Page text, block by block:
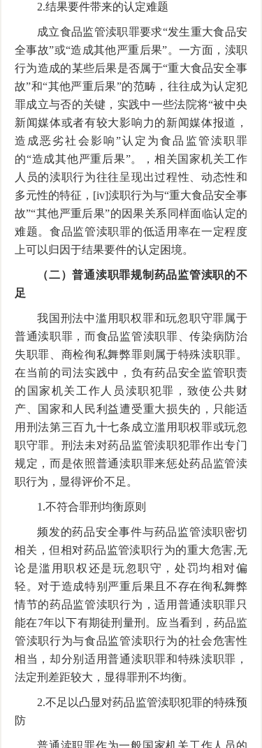
2.结果要件带来的认定难题
成立食品监管渎职罪要求“发生重大食品安
全事故”或“造成其他严重后果”。一方面，渎职
行为造成的某些后果是否属于“重大食品安全事
故”和“其他严重后果”的范畴，往往成为认定犯
罪成立与否的关键，实践中一些法院将“被中央
新闻媒体或者有较大影响力的新闻媒体报道，
造成恶劣社会影响”认定为食品监管渎职罪
的“造成其他严重后果”。，相关国家机关工作
人员的渎职行为往往呈现出过程性、动态性和
多元性的特征，[iv]渎职行为与“重大食品安全事
故”“其他严重后果”的因果关系同样面临认定的
难题。食品监管渎职罪的低适用率在一定程度
上可以归因于结果要件的认定困境。
（二）普通渎职罪规制药品监管渎职的不
足
我国刑法中滥用职权罪和玩忽职守罪属于
普通渎职罪，而食品监管渎职罪、传染病防治
失职罪、商检徇私舞弊罪则属于特殊渎职罪。
在当前的司法实践中，负有药品安全监管职责
的国家机关工作人员渎职犯罪，致使公共财
产、国家和人民利益遭受重大损失的，只能适
用刑法第三百九十七条成立滥用职权罪或玩忽
职守罪。刑法未对药品监管渎职犯罪作出专门
规定，而是依照普通渎职罪来惩处药品监管渎
职行为，显得评价不足。
1.不符合罪刑均衡原则
频发的药品安全事件与药品监管渎职密切
相关，但相对药品监管渎职行为的重大危害,无
论是滥用职权还是玩忽职守，处罚均相对偏
轻。对于造成特别严重后果且不存在徇私舞弊
情节的药品监管渎职行为，适用普通渎职罪只
能在7年以下有期徒刑量刑。应当看到，药品监
管渎职行为与食品监管渎职行为的社会危害性
相当，却分别适用普通渎职罪和特殊渎职罪，
法定刑差距较大，显得罪刑不均衡。
2.不足以凸显对药品监管渎职犯罪的特殊预
防
普通渎职罪作为一般国家机关工作人员的